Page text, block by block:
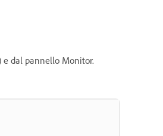
e dal pannello Monitor.